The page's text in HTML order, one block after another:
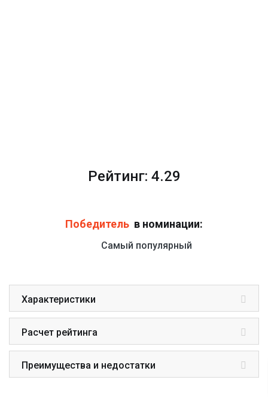
Рейтинг: 4.29
Победитель в номинации:
Самый популярный
Характеристики
Расчет рейтинга
Преимущества и недостатки